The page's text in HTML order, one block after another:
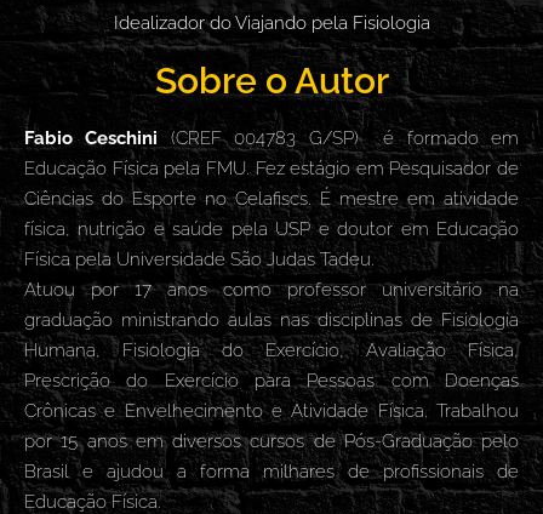
Idealizador do Viajando pela Fisiologia
Sobre o Autor
Fabio Ceschini(CREF 004783 G/SP) é formado em
Educação Física pela FMU. Fez estágio em Pesquisador de
Ciências do Esporte no Celafiscs. É mestre em atividade
física, nutrição e saúde pela USP e doutor em Educação
Física pela Universidade São Judas Tadeu.
Atuou por 17 anos como professor universitário na
graduação ministrando aulas nas disciplinas de Fisiologia
Humana, Fisiologia do Exercício, Avaliação Física,
Prescrição do Exercício para Pessoas com Doenças
Crônicas e Envelhecimento e Atividade Física. Trabalhou
por 15 anos em diversos cursos de Pós-Graduação pelo
Brasil e ajudou a forma milhares de profissionais de
Educação Física.